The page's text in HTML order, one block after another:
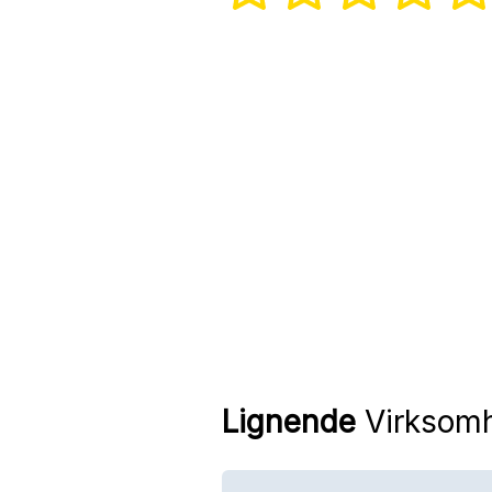
Lignende